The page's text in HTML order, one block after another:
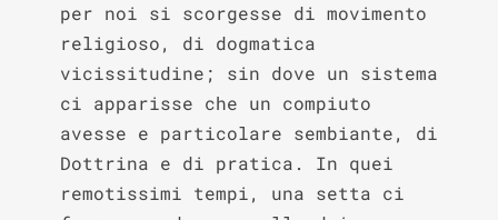
per noi si scorgesse di movimento
religioso, di dogmatica
vicissitudine; sin dove un sistema
ci apparisse che un compiuto
avesse e particolare sembiante, di
Dottrina e di pratica. In quei
remotissimi tempi, una setta ci